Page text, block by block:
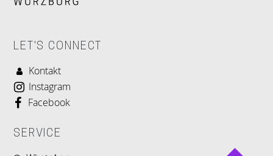
LET'S CONNECT
Kontakt
Instagram
Facebook
SERVICE